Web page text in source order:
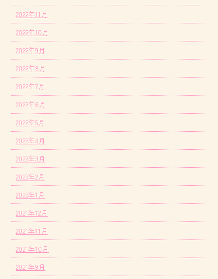
2022年11月
2022年10月
2022年9月
2022年8月
2022年7月
2022年6月
2022年5月
2022年4月
2022年3月
2022年2月
2022年1月
2021年12月
2021年11月
2021年10月
2021年9月